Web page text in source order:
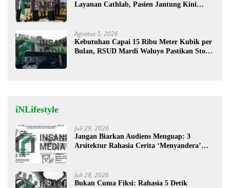
Layanan Cathlab, Pasien Jantung Kini
Agustus 5, 2026
Kebutuhan Capai 15 Ribu Meter Kubik per
Bulan, RSUD Mardi Waluyo Pastikan Stok
iNLifestyle
Juli 29, 2026
Jangan Biarkan Audiens Menguap: 3
Arsitektur Rahasia Cerita ‘Menyandera’
Juli 28, 2026
Bukan Cuma Fiksi: Rahasia 5 Detik